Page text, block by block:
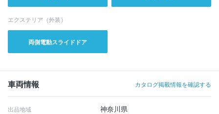
エクステリア（外装）
両側電動スライドドア
車両情報 カタログ掲載情報を確認する
出品地域 神奈川県